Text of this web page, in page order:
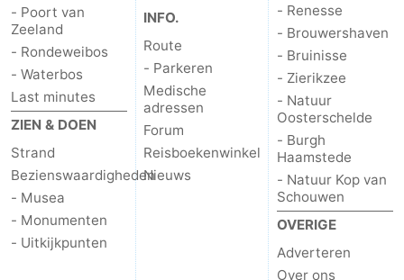
- Poort van
Zeeland
- Rondeweibos
- Waterbos
Last minutes
ZIEN & DOEN
Strand
Bezienswaardigheden
- Musea
- Monumenten
- Uitkijkpunten
INFO.
Route
- Parkeren
Medische
adressen
Forum
Reisboekenwinkel
Nieuws
- Renesse
- Brouwershaven
- Bruinisse
- Zierikzee
- Natuur
Oosterschelde
- Burgh
Haamstede
- Natuur Kop van
Schouwen
OVERIGE
Adverteren
Over ons